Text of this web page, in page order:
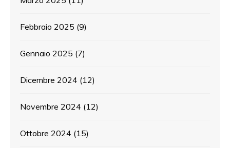
Febbraio 2025 (9)
Gennaio 2025 (7)
Dicembre 2024 (12)
Novembre 2024 (12)
Ottobre 2024 (15)